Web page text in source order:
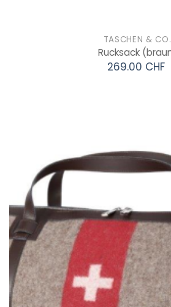
TASCHEN & CO.
Rucksack
269.00 CHF